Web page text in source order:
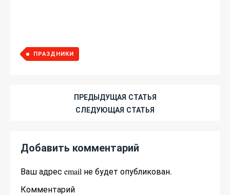
ПРАЗДНИКИ
ПРЕДЫДУЩАЯ СТАТЬЯ
СЛЕДУЮЩАЯ СТАТЬЯ
Добавить комментарий
Ваш адрес email не будет опубликован.
Комментарий